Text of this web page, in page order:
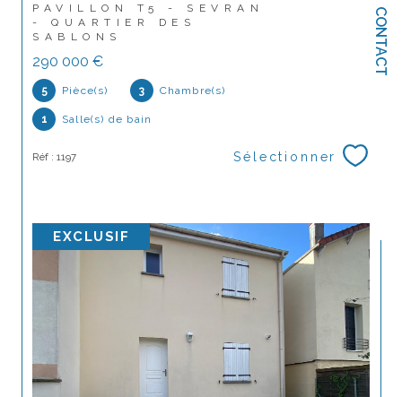
CONTACT
PAVILLON T5 - SEVRAN
- QUARTIER DES
SABLONS
290 000 €
5 Pièce(s) 3 Chambre(s)
1 Salle(s) de bain
Réf : 1197 Sélectionner
EXCLUSIF